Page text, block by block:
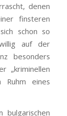
denen
finsteren
schon so
auf der
besonders
„kriminellen
Ruhm eines
bulgarischen